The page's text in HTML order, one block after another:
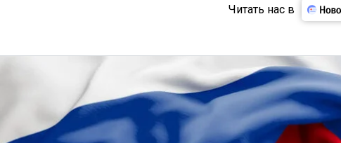
Читать нас в